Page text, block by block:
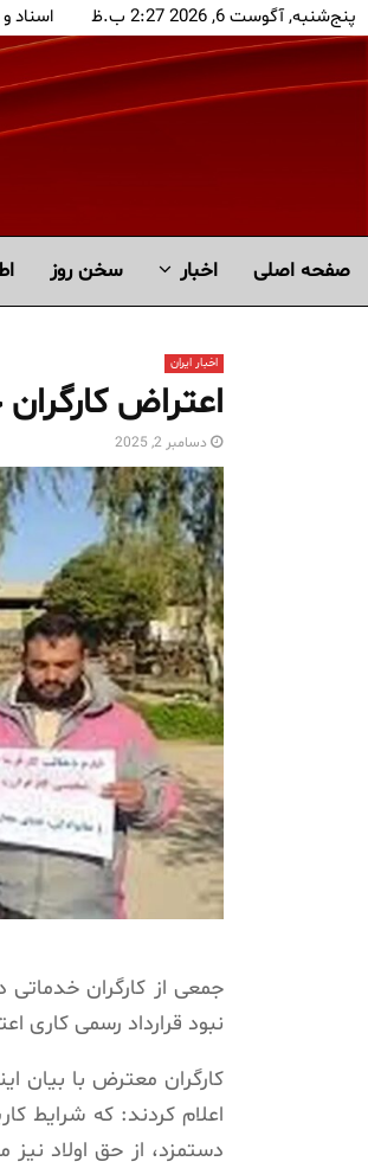
پنج‌شنبه, آگوست 6, 2026 2:27 ب.ظ اسناد
صفحه اصلی اخبار سخن روز
اخبار ایران
اعتراض
دسامبر 2, 2025
جمعی از کارگران خدماتی
نبود قرارداد رسمی کاری
کارگران معترض با بیان
اعلام کردند: که شرایط
دستمزد، از حق اولاد